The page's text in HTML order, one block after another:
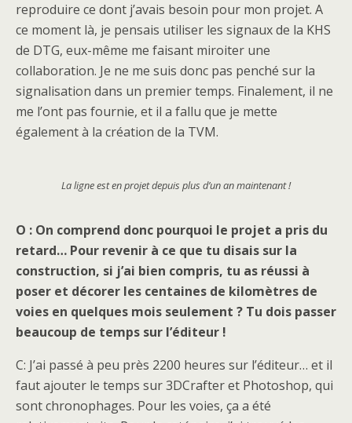
reproduire ce dont j’avais besoin pour mon projet. A
ce moment là, je pensais utiliser les signaux de la KHS
de DTG, eux-même me faisant miroiter une
collaboration. Je ne me suis donc pas penché sur la
signalisation dans un premier temps. Finalement, il ne
me l’ont pas fournie, et il a fallu que je mette
également à la création de la TVM.
La ligne est en projet depuis plus d’un an maintenant !
O : On comprend donc pourquoi le projet a pris du
retard… Pour revenir à ce que tu disais sur la
construction, si j’ai bien compris, tu as réussi à
poser et décorer les centaines de kilomètres de
voies en quelques mois seulement ? Tu dois passer
beaucoup de temps sur l’éditeur !
C: J’ai passé à peu près 2200 heures sur l’éditeur… et il
faut ajouter le temps sur 3DCrafter et Photoshop, qui
sont chronophages. Pour les voies, ça a été